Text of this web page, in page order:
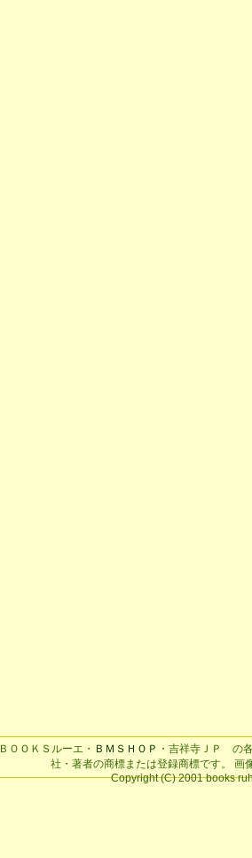
ＢＯＯＫＳルーエ・ ＢＭＳＨＯＰ ・吉祥寺ＪＰ の
社・著者の商標または登録商標です。 画
Copyright (C) 2001 books